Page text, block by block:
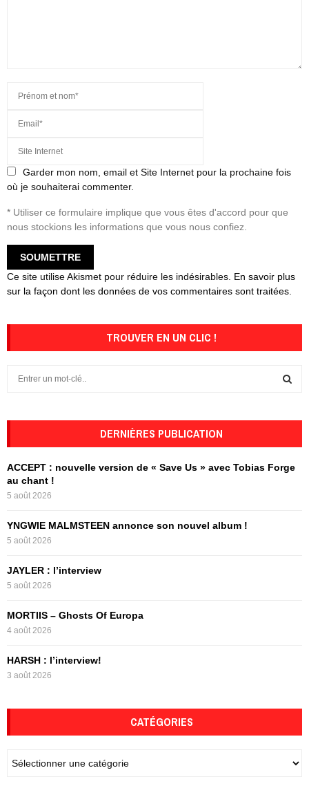
Garder mon nom, email et Site Internet pour la prochaine fois
où je souhaiterai commenter.
* Utiliser ce formulaire implique que vous êtes d'accord pour que
nous stockions les informations que vous nous confiez.
Ce site utilise Akismet pour réduire les indésirables. En savoir plus
sur la façon dont les données de vos commentaires sont traitées.
TROUVER EN UN CLIC !
h
o
DERNIÈRES PUBLICATION
ACCEPT : nouvelle version de « Save Us » avec Tobias Forge
au chant !
5 août 2026
YNGWIE MALMSTEEN annonce son nouvel album !
5 août 2026
JAYLER : l’interview
5 août 2026
MORTIIS – Ghosts Of Europa
4 août 2026
HARSH : l’interview!
3 août 2026
CATÉGORIES